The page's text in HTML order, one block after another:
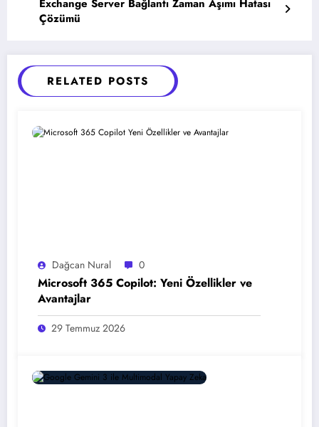
Exchange Server Bağlantı Zaman Aşımı Hatası
Çözümü
RELATED POSTS
Dağcan Nural 0
Microsoft 365 Copilot: Yeni Özellikler ve
Avantajlar
29 Temmuz 2026